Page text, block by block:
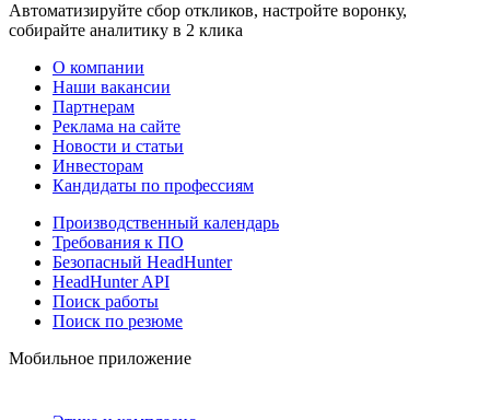
Автоматизируйте сбор откликов, настройте воронку,
собирайте аналитику в 2 клика
О компании
Наши вакансии
Партнерам
Реклама на сайте
Новости и статьи
Инвесторам
Кандидаты по профессиям
Производственный календарь
Требования к ПО
Безопасный HeadHunter
HeadHunter API
Поиск работы
Поиск по резюме
Мобильное приложение